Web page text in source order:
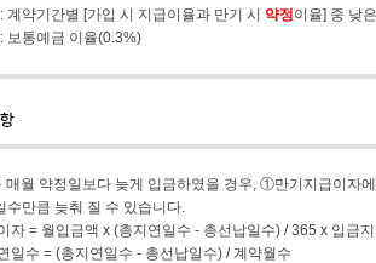
계약기간별 [가입 시 지급이율과 만기 시 약정이율] 중 낮
보통예금 이율(0.3%)
매월 약정일보다 늦게 입금하였을 경우, ①만기지급이자
수만큼 늦춰 질 수 있습니다.
자 = 월입금액 x (총지연일수 - 총선납일수) / 365 x 입금
일수 = (총지연일수 - 총선납일수) / 계약월수